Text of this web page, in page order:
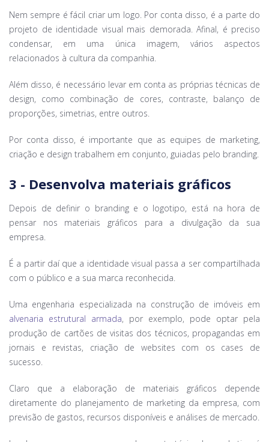
Nem sempre é fácil criar um logo. Por conta disso, é a parte do
projeto de identidade visual mais demorada. Afinal, é preciso
condensar, em uma única imagem, vários aspectos
relacionados à cultura da companhia.
Além disso, é necessário levar em conta as próprias técnicas de
design, como combinação de cores, contraste, balanço de
proporções, simetrias, entre outros.
Por conta disso, é importante que as equipes de marketing,
criação e design trabalhem em conjunto, guiadas pelo branding.
3 - Desenvolva materiais gráficos
Depois de definir o branding e o logotipo, está na hora de
pensar nos materiais gráficos para a divulgação da sua
empresa.
É a partir daí que a identidade visual passa a ser compartilhada
com o público e a sua marca reconhecida.
Uma engenharia especializada na construção de imóveis em
alvenaria estrutural armada, por exemplo, pode optar pela
produção de cartões de visitas dos técnicos, propagandas em
jornais e revistas, criação de websites com os cases de
sucesso.
Claro que a elaboração de materiais gráficos depende
diretamente do planejamento de marketing da empresa, com
previsão de gastos, recursos disponíveis e análises de mercado.